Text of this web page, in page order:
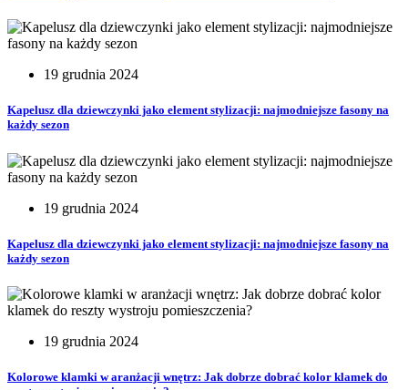
19 grudnia 2024
Kapelusz dla dziewczynki jako element stylizacji: najmodniejsze fasony na
każdy sezon
19 grudnia 2024
Kapelusz dla dziewczynki jako element stylizacji: najmodniejsze fasony na
każdy sezon
19 grudnia 2024
Kolorowe klamki w aranżacji wnętrz: Jak dobrze dobrać kolor klamek do